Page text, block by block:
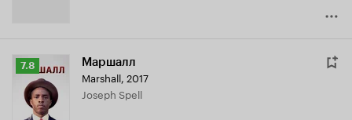
Рейтинг
Кинопоиска
7.8
7.8 Маршалл
Marshall, 2017
Joseph Spell